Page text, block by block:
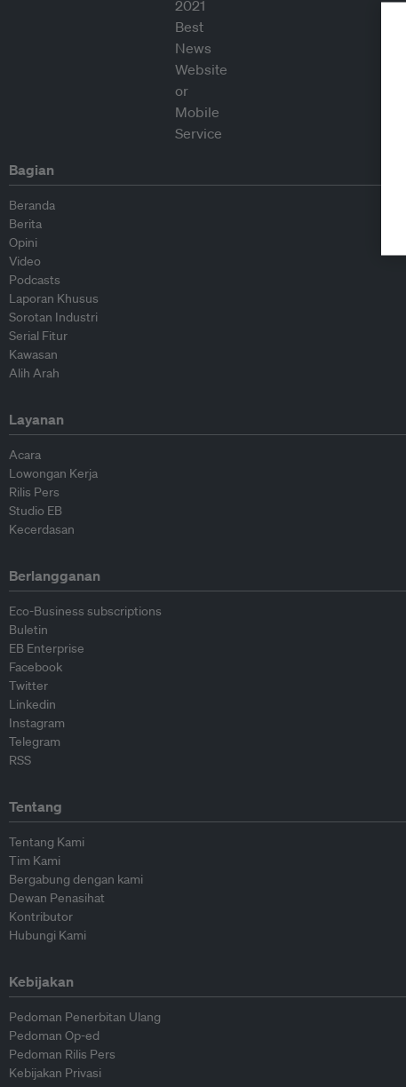
Bagian
Beranda
Berita
Opini
Video
Podcasts
Laporan Khusus
Sorotan Industri
Serial Fitur
Kawasan
Alih Arah
Layanan
Acara
Lowongan Kerja
Rilis Pers
Studio EB
Kecerdasan
Berlangganan
Eco-Business subscriptions
Buletin
EB Enterprise
Facebook
Twitter
Linkedin
Instagram
Telegram
RSS
Tentang
Tentang Kami
Tim Kami
Bergabung dengan kami
Dewan Penasihat
Kontributor
Hubungi Kami
Kebijakan
Pedoman Penerbitan Ulang
Pedoman Op-ed
Pedoman Rilis Pers
Kebijakan Privasi